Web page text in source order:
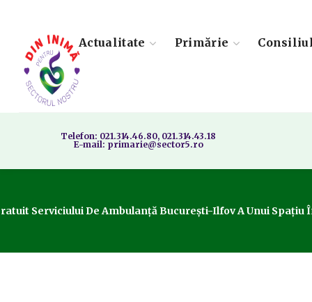
Actualitate Primărie
Telefon: 021.314.46.80, 021.314.43.18
E-mail: primarie@sector5.ro
Serviciului De Ambulanță București-Ilfov A Unui